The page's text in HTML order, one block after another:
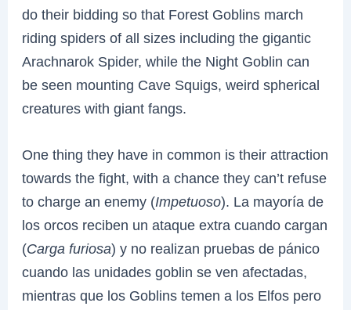
do their bidding so that Forest Goblins march
riding spiders of all sizes including the gigantic
Arachnarok Spider, while the Night Goblin can
be seen mounting Cave Squigs, weird spherical
creatures with giant fangs.
One thing they have in common is their attraction
towards the fight, with a chance they can’t refuse
to charge an enemy (Impetuoso). La mayoría de
los orcos reciben un ataque extra cuando cargan
(Carga furiosa) y no realizan pruebas de pánico
cuando las unidades goblin se ven afectadas,
mientras que los Goblins temen a los Elfos pero